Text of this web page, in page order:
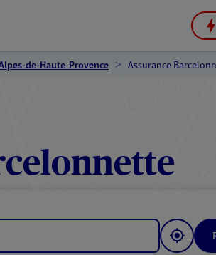
de-Haute-Provence Assurance